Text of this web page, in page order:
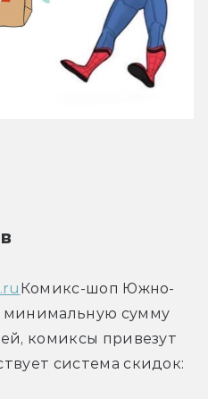
Комикс-шоп Южно-
минимальную сумму
комиксы привезут
система скидок: